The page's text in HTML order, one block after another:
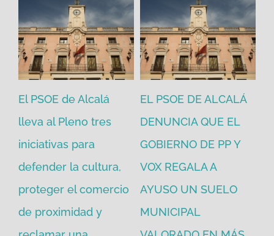
El PSOE de Alcalá
lleva al Pleno tres
iniciativas para
defender la cultura,
proteger el comercio
de proximidad y
EL PSOE DE ALCALÁ
DENUNCIA QUE EL
GOBIERNO DE PP Y
VOX REGALA A
AYUSO UN SUELO
MUNICIPAL